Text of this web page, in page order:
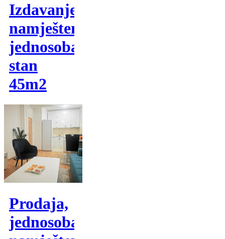
Izdavanje,
namješten
jednosoban
stan
45m2
Prodaja,
jednosoban